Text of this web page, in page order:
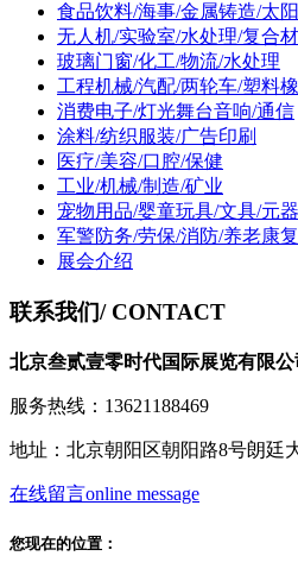
食品饮料/海事/金属铸造/太
无人机/实验室/水处理/复合
玻璃门窗/化工/物流/水处理
工程机械/汽配/两轮车/塑料
消费电子/灯光舞台音响/通信
涂料/纺织服装/广告印刷
医疗/美容/口腔/保健
工业/机械/制造/矿业
宠物用品/婴童玩具/文具/元
军警防务/劳保/消防/养老康复
展会介绍
联系我们/ CONTACT
北京叁贰壹零时代国际展览有限公
服务热线：13621188469
地址：北京朝阳区朝阳路8号朗廷
在线留言online message
您现在的位置：